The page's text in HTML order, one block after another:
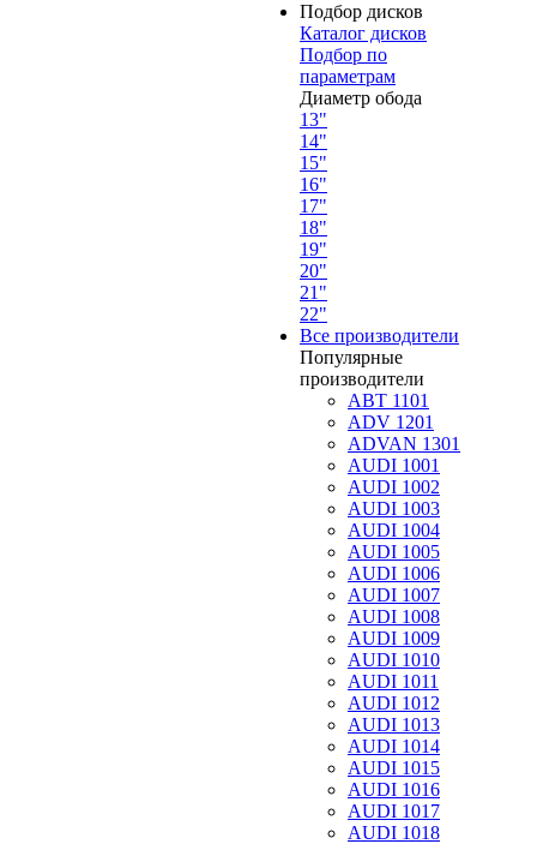
Подбор дисков
Каталог дисков
Подбор по
параметрам
Диаметр обода
13"
14"
15"
16"
17"
18"
19"
20"
21"
22"
Все производители
Популярные
производители
ABT 1101
ADV 1201
ADVAN 1301
AUDI 1001
AUDI 1002
AUDI 1003
AUDI 1004
AUDI 1005
AUDI 1006
AUDI 1007
AUDI 1008
AUDI 1009
AUDI 1010
AUDI 1011
AUDI 1012
AUDI 1013
AUDI 1014
AUDI 1015
AUDI 1016
AUDI 1017
AUDI 1018